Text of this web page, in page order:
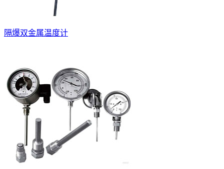
隔爆双金属温度计